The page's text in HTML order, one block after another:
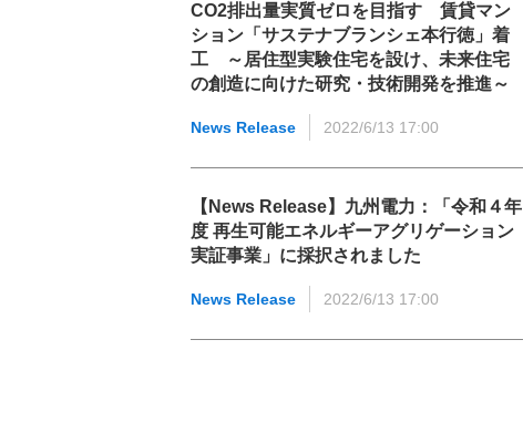
CO2排出量実質ゼロを目指す 賃貸マン
ション「サステナブランシェ本行徳」着
工 ～居住型実験住宅を設け、未来住宅
の創造に向けた研究・技術開発を推進～
News Release 2022/6/13 17:00
【News Release】九州電力：「令和４年
度 再生可能エネルギーアグリゲーション
実証事業」に採択されました
News Release 2022/6/13 17:00